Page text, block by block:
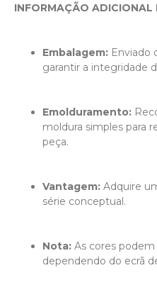
INFORMAÇÃO ADICIONAL
Embalagem: Enviado
garantir a integridade
Emolduramento:
moldura simples para
peça.
Vantagem: Adquire
série conceptual.
Nota: As cores
dependendo do ecrã